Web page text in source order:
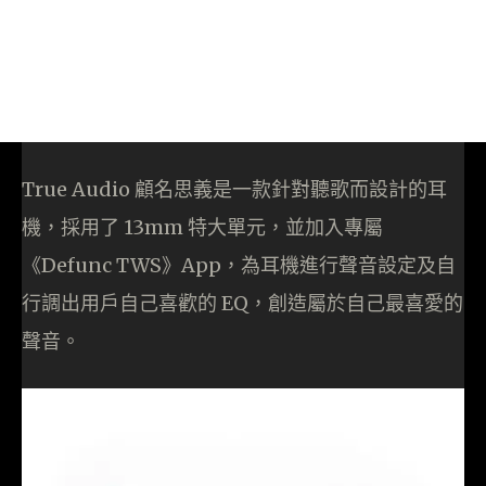
True Audio 顧名思義是一款針對聽歌而設計的耳
機，採用了 13mm 特大單元，並加入專屬
《Defunc TWS》App，為耳機進行聲音設定及自
行調出用戶自己喜歡的 EQ，創造屬於自己最喜愛的
聲音。